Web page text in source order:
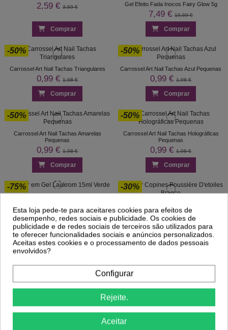
2,59 € 3,69 €
Comprar
Gel Efeito Fada Inocos Fairy Glow 5g
7,49 € 10,69 €
Comprar
-50%
Carrossel Art Nail Tachas Triangulares
0,99 € 1,98 €
Comprar
-50%
Carrossel Art Nail Tachas Azul Pequenas
0,99 € 1,98 €
Comprar
-50%
Carrossel Art Nail Tachas Amarelas
Pequenas
0,99 € 1,98 €
Comprar
-50%
Carrossel Art Nail Tachas Holográficas
Pequenas
0,99 € 1,98 €
Comprar
-75%
0,85 €3,40 €
Comprar
-30%
1,91 €2,72 €
Comprar
embelezar as unhas. É um tipo de arte que pode ser feito em
Esta loja pede-te para aceitares cookies para efeitos de
desempenho, redes sociais e publicidade. Os cookies de
publicidade e de redes sociais de terceiros são utilizados para
te oferecer funcionalidades sociais e anúncios personalizados.
Aceitas estes cookies e o processamento de dados pessoais
envolvidos?
Configurar
Rejeite.
Aceitar